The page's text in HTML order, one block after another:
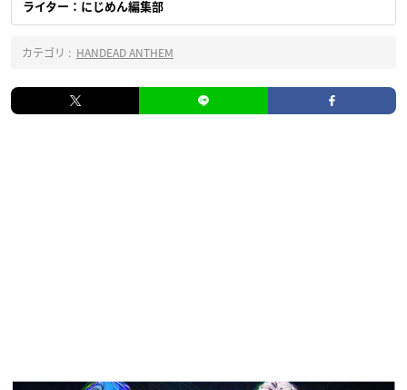
ライター：にじめん編集部
カテゴリ : HANDEAD ANTHEM